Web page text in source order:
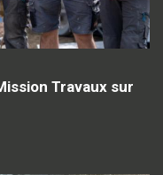
Travaux sur